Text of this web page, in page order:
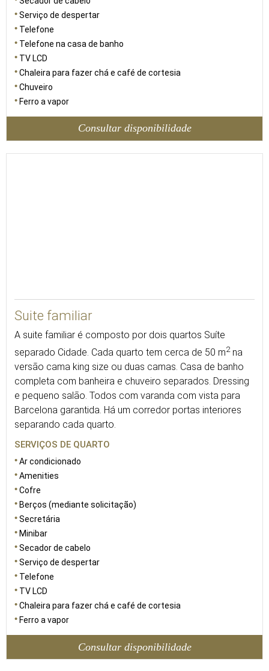
Serviço de despertar
Telefone
Telefone na casa de banho
TV LCD
Chaleira para fazer chá e café de cortesia
Chuveiro
Ferro a vapor
Consultar disponibilidade
Suite familiar
A suite familiar é composto por dois quartos Suíte
separado Cidade. Cada quarto tem cerca de 50 m2na
versão cama king size ou duas camas. Casa de banho
completa com banheira e chuveiro separados. Dressing
e pequeno salão. Todos com varanda com vista para
Barcelona garantida. Há um corredor portas interiores
separando cada quarto.
SERVIÇOS DE QUARTO
Ar condicionado
Amenities
Cofre
Berços (mediante solicitação)
Secretária
Minibar
Secador de cabelo
Serviço de despertar
Telefone
TV LCD
Chaleira para fazer chá e café de cortesia
Ferro a vapor
Consultar disponibilidade